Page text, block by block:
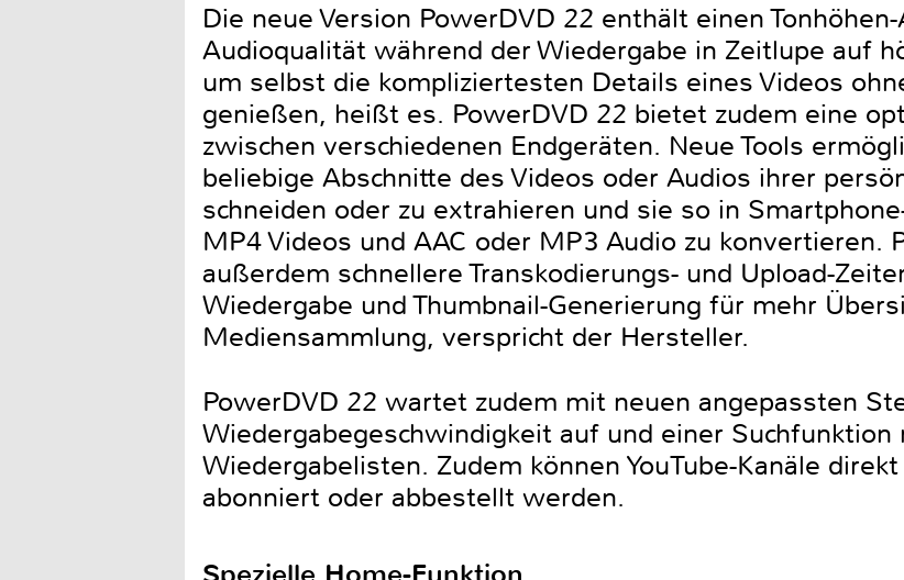
Die neue Version PowerDVD 22 enthält einen
Audioqualität während der Wiedergabe in Zeitlupe auf
um selbst die kompliziertesten Details eines Videos
genießen, heißt es. PowerDVD 22 bietet zudem eine
zwischen verschiedenen Endgeräten. Neue Tools
beliebige Abschnitte des Videos oder Audios ihrer
schneiden oder zu extrahieren und sie so in
MP4 Videos und AAC oder MP3 Audio zu konvertieren.
außerdem schnellere Transkodierungs- und Upload-
Wiedergabe und Thumbnail-Generierung für mehr
Mediensammlung, verspricht der Hersteller.
PowerDVD 22 wartet zudem mit neuen angepassten
Wiedergabegeschwindigkeit auf und einer Suchfunktion
Wiedergabelisten. Zudem können YouTube-Kanäle
abonniert oder abbestellt werden.